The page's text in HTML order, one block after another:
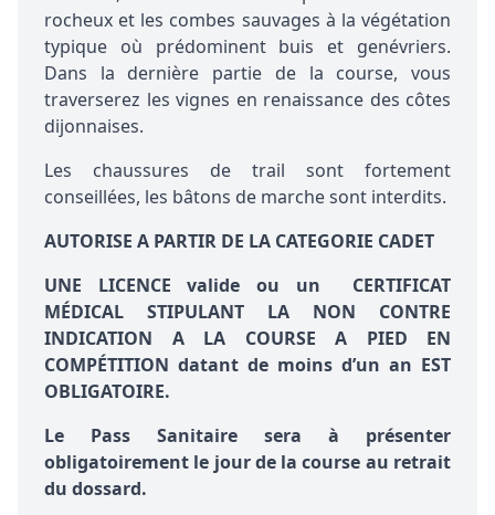
rocheux et les combes sauvages à la végétation
typique où prédominent buis et genévriers.
Dans la dernière partie de la course, vous
traverserez les vignes en renaissance des côtes
dijonnaises.
Les chaussures de trail sont fortement
conseillées, les bâtons de marche sont interdits.
AUTORISE A PARTIR DE LA CATEGORIE CADET
UNE LICENCE valide ou un CERTIFICAT
MÉDICAL STIPULANT LA NON CONTRE
INDICATION A LA COURSE A PIED EN
COMPÉTITION datant de moins d’un an EST
OBLIGATOIRE.
Le Pass Sanitaire sera à présenter
obligatoirement le jour de la course au retrait
du dossard.